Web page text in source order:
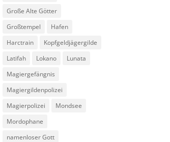
Große Alte Götter
Großtempel
Hafen
Harctrain
Kopfgeldjägergilde
Latifah
Lokano
Lunata
Magiergefängnis
Magiergildenpolizei
Magierpolizei
Mondsee
Mordophane
namenloser Gott